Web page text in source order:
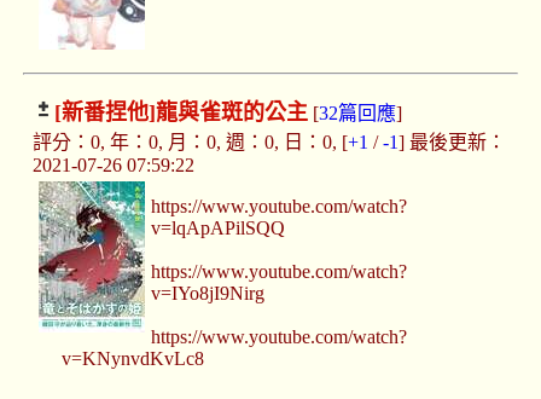
[新番捏他]龍與雀斑的公主 [32篇回應]
評分：0, 年：0, 月：0, 週：0, 日：0, [+1 /-1] 最後更新：
2021-07-26 07:59:22
https://www.youtube.com/watch?
v=lqApAPilSQQ
https://www.youtube.com/watch?
v=IYo8jI9Nirg
https://www.youtube.com/watch?
v=KNynvdKvLc8